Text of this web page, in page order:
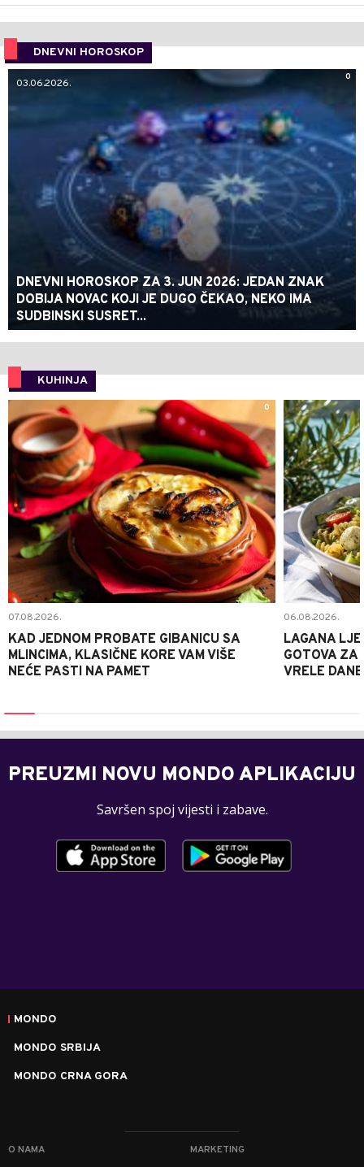
DNEVNI HOROSKOP
0
03.06.2026.
DNEVNI HOROSKOP ZA 3. JUN 2026: JEDAN ZNAK
DOBIJA NOVAC KOJI JE DUGO ČEKAO, NEKO IMA
SUDBINSKI SUSRET...
KUHINJA
0
07.08.2026.
KAD JEDNOM PROBATE GIBANICU SA
MLINCIMA, KLASIČNE KORE VAM VIŠE
NEĆE PASTI NA PAMET
06.08.2026.
LAGANA
GOTOVA ZA
VRELE DANE
PREUZMI NOVU MONDO APLIKACIJU
Savršen spoj vijesti i zabave.
MONDO
MONDO SRBIJA
MONDO CRNA GORA
O NAMA MARKETING